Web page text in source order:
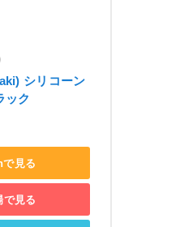
シリコーン
ック
見る
で見る